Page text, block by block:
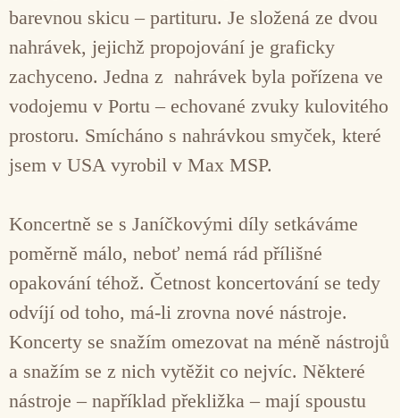
barevnou skicu – partituru. Je složená ze dvou
nahrávek, jejichž propojování je graficky
zachyceno. Jedna z nahrávek byla pořízena ve
vodojemu v Portu – echované zvuky kulovitého
prostoru. Smícháno s nahrávkou smyček, které
jsem v USA vyrobil v Max MSP.
Koncertně se s Janíčkovými díly setkáváme
poměrně málo, neboť nemá rád přílišné
opakování téhož. Četnost koncertování se tedy
odvíjí od toho, má-li zrovna nové nástroje.
Koncerty se snažím omezovat na méně nástrojů
a snažím se z nich vytěžit co nejvíc. Některé
nástroje – například překližka – mají spoustu